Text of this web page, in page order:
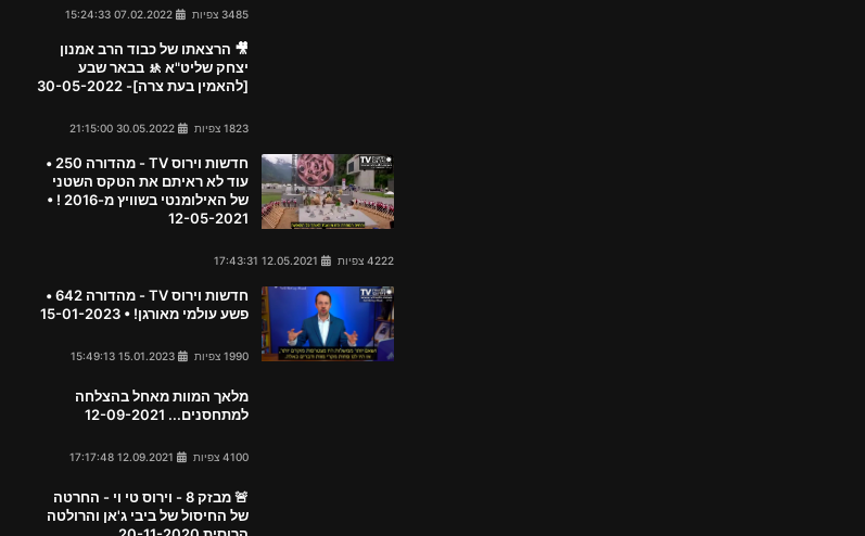
3485 צפיות
🎥 הרצאתו של כבוד הרב אמנון
יצחק שליט"א 🚸 בבאר שבע
[להאמין בעת צרה]- 30-05-2022
1823 צפיות
חדשות וירוס TV - מהדורה 250 •
עוד לא ראיתם את הטקס השטני
של האילומנטי בשוויץ מ-2016 ! •
12-05-2021
4222 צפיות
חדשות וירוס TV - מהדורה 642 •
פשע עולמי מאורגן! • 15-01-2023
1990 צפיות
מלאך המוות מאחל בהצלחה
למתחסנים... 12-09-2021
4100 צפיות
🚨 מבזק 8 - וירוס טי וי - החרטה
של החיסול של ביבי ג'אן והרולטה